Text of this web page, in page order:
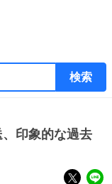
検索
、印象的な過去